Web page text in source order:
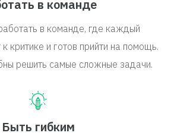
в команде
в команде, где каждый
критике и готов прийти на помощь.
решить самые сложные задачи.
Быть гибким